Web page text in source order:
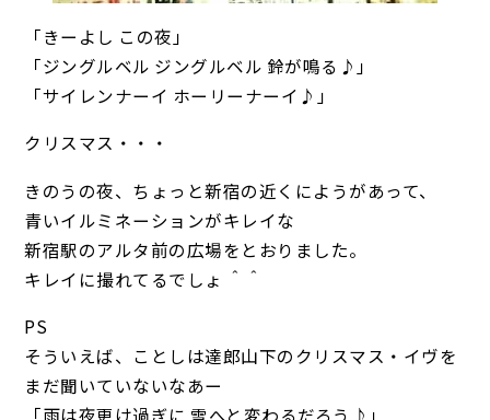
「きーよし この夜」
「ジングルベル ジングルベル 鈴が鳴る♪」
「サイレンナーイ ホーリーナーイ♪」
クリスマス・・・
きのうの夜、ちょっと新宿の近くにようがあって、
青いイルミネーションがキレイな
新宿駅のアルタ前の広場をとおりました。
キレイに撮れてるでしょ ＾＾
PS
そういえば、ことしは達郎山下のクリスマス・イヴを
まだ聞いていないなあー
「雨は夜更け過ぎに 雪へと変わるだろう♪」